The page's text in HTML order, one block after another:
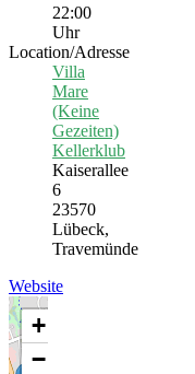
22:00
Uhr
Location/Adresse
Villa
Mare
(Keine
Gezeiten)
Kellerklub
Kaiserallee
6
23570
Lübeck,
Travemünde
Website
+
−